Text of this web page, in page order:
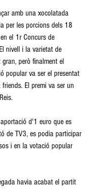
amb una xocolatada
per les porcions dels 18
el 1r Concurs de
nivell i la varietat de
però finalment el
popular va ser el presentat
El premi va ser un
d'1 euro que es
de TV3, es podia participar
i en la votació popular
havia acabat el partit